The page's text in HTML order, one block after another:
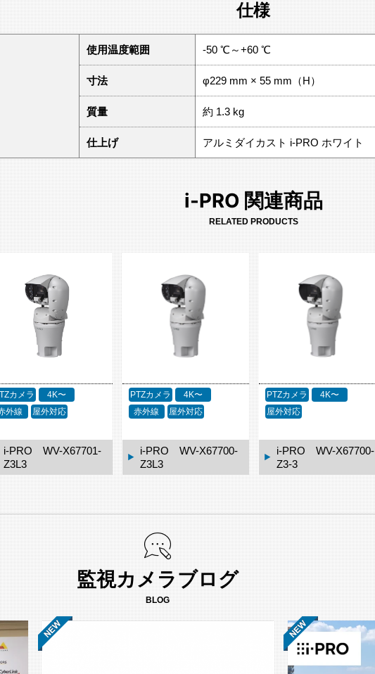
仕様
使用温度範囲 -50 ℃～+60 ℃
寸法 φ229 mm × 55 mm（H）
質量 約 1.3 kg
仕上げ アルミダイカスト i-PRO ホワイト
i-PRO 関連商品
RELATED PRODUCTS
カメラ
4K〜
外線
屋外対応
i-PRO WV-X67700-
Z3L3
PTZカメラ
4K〜
屋外対応
i-PRO WV-X67700-
Z3-3
PTZカメラ
2MP（フルHD）
屋外対応
i-PRO WV-X67301-
Z4L4
監視カメラブログ
BLOG